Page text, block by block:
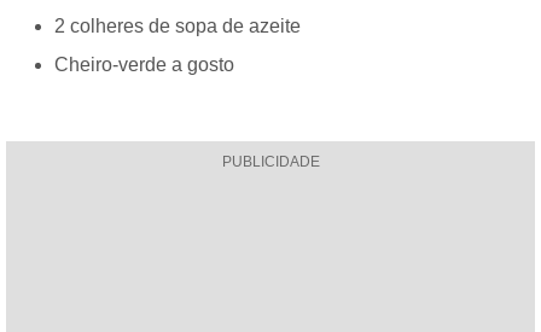
2 colheres de sopa de azeite
Cheiro-verde a gosto
PUBLICIDADE